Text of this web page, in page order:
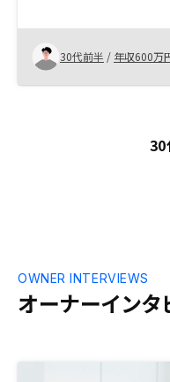
金・書類集め等。 担
うなだけに残念。 物件に対する信頼はと
てもできたが、購入す
とても低い。 紹介でき
達していない。
30代前半 / 年収600万
30
オーナーインタ
OWNER INTERVIEWS